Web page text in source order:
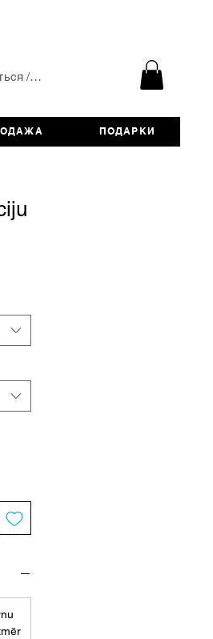
/ авторизоваться
ПОДАРКИ